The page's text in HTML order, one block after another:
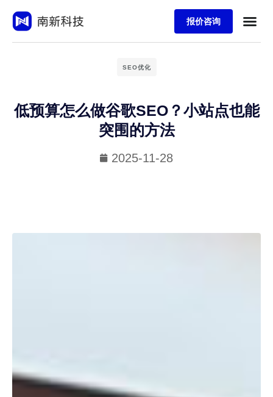
报价咨询
SEO优化
低预算怎么做谷歌SEO？小站点也能
突围的方法
2025-11-28